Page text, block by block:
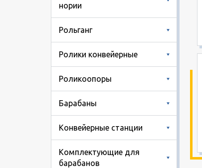
нории
Рольганг
Ролики конвейерные
Роликоопоры
Барабаны
Конвейерные станции
Комплектующие для
барабанов